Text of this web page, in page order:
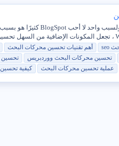
seo أهم تقنيات تحسين محركات البحث
تحسين محركات البحث ووردبريس تحسين
عملية تحسين محركات البحث كيفية تحسين